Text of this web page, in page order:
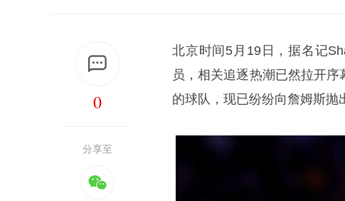
0
分享至
北京时间5月19日，据名记
员，相关追逐热潮已然拉开
的球队，现已纷纷向詹姆斯抛